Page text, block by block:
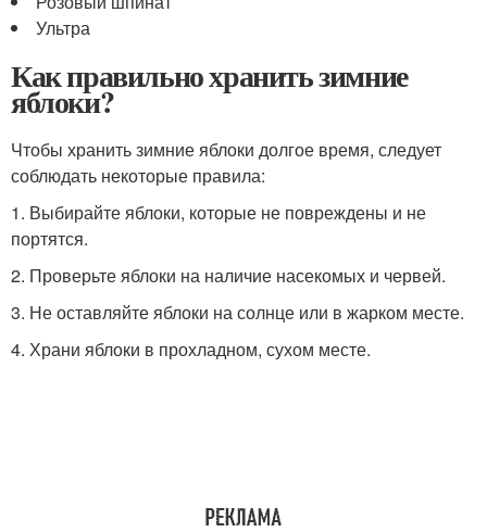
Ультра
Как правильно хранить зимние
яблоки?
Чтобы хранить зимние яблоки долгое время, следует
соблюдать некоторые правила:
1. Выбирайте яблоки, которые не повреждены и не
портятся.
2. Проверьте яблоки на наличие насекомых и червей.
3. Не оставляйте яблоки на солнце или в жарком месте.
4. Храни яблоки в прохладном, сухом месте.